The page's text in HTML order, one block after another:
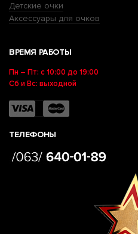
Детские очки
Аксессуары для очков
ВРЕМЯ РАБОТЫ
Пн – Пт: с 10:00 до 19:00
Сб и Вс: выходной
ТЕЛЕФОНЫ